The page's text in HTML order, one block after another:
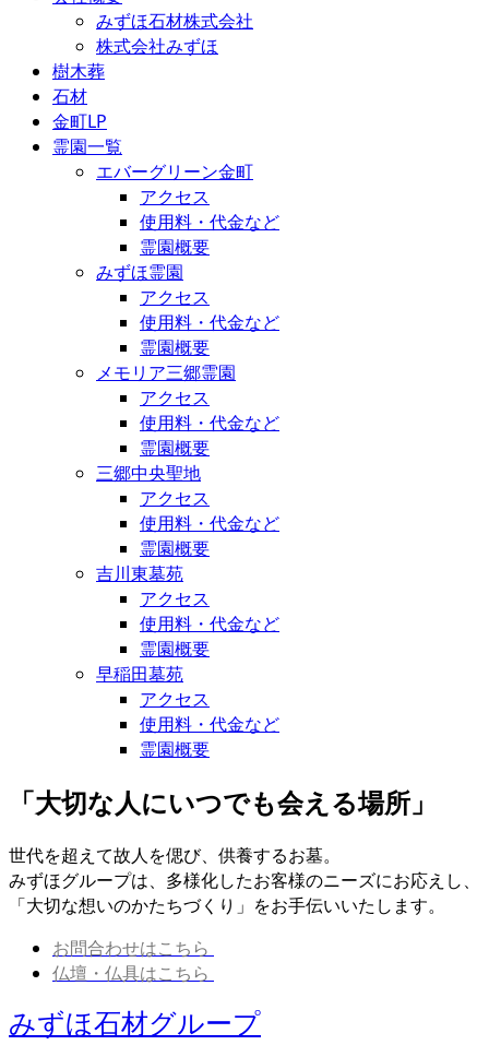
みずほ石材株式会社
株式会社みずほ
樹木葬
石材
金町LP
霊園一覧
エバーグリーン金町
アクセス
使用料・代金など
霊園概要
みずほ霊園
アクセス
使用料・代金など
霊園概要
メモリア三郷霊園
アクセス
使用料・代金など
霊園概要
三郷中央聖地
アクセス
使用料・代金など
霊園概要
吉川東墓苑
アクセス
使用料・代金など
霊園概要
早稲田墓苑
アクセス
使用料・代金など
霊園概要
「大切な人にいつでも会える場所」
世代を超えて故人を偲び、供養するお墓。
みずほグループは、多様化したお客様のニーズにお応えし、
「大切な想いのかたちづくり」をお手伝いいたします。
お問合わせはこちら
仏壇・仏具はこちら
みずほ石材グループ